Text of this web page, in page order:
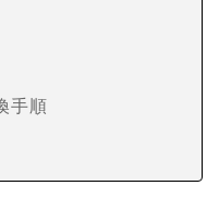
手順